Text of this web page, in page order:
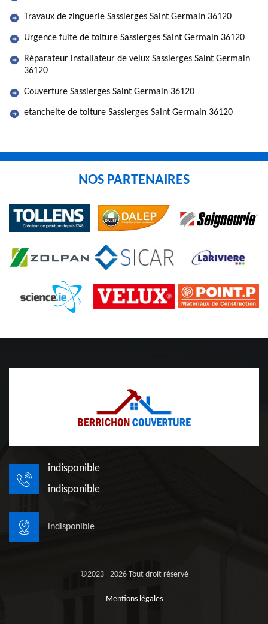
Travaux de zinguerie Sassierges Saint Germain 36120
Urgence fuite de toiture Sassierges Saint Germain 36120
Réparateur installateur de velux Sassierges Saint Germain
36120
Couverture Sassierges Saint Germain 36120
etancheite de toiture Sassierges Saint Germain 36120
NOS PARTENAIRES
indisponible
indisponible
indisponible
©2023 - 2026 Tout droit réservé
Mentions légales